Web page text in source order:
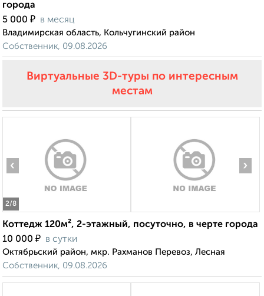
города
5 000 ₽ в месяц
Владимирская область, Кольчугинский район
Собственник, 09.08.2026
Виртуальные 3D-туры по интересным
местам
2/8
‹ ›
Коттедж 120м², 2-этажный, посуточно, в черте города
10 000 ₽ в сутки
Октябрьский район, мкр. Рахманов Перевоз, Лесная
Собственник, 09.08.2026